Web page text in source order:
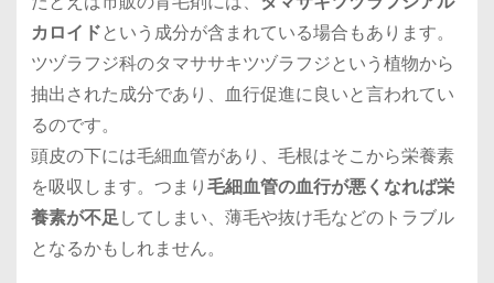
カロイドという成分が含まれている場合もあります。
ツヅラフジ科のタマササキツヅラフジという植物から
抽出された成分であり、血行促進に良いと言われてい
るのです。
頭皮の下には毛細血管があり、毛根はそこから栄養素
を吸収します。つまり毛細血管の血行が悪くなれば栄
養素が不足してしまい、薄毛や抜け毛などのトラブル
となるかもしれません。